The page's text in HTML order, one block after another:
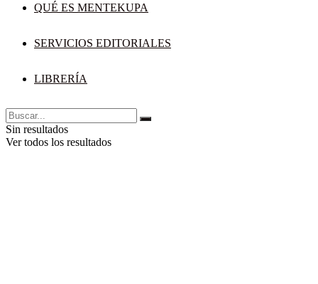
QUÉ ES MENTEKUPA
SERVICIOS EDITORIALES
LIBRERÍA
Sin resultados
Ver todos los resultados